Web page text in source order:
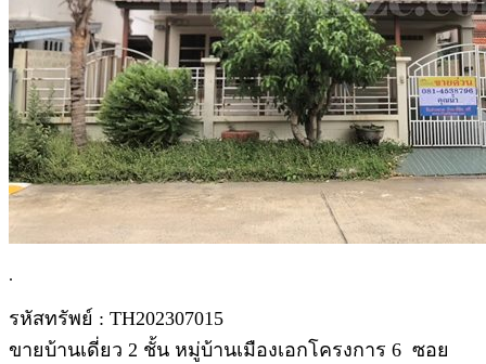
.
รหัสทรัพย์ : TH202307015
ขายบ้านเดี่ยว 2 ชั้น หมู่บ้านเมืองเอกโครงการ 6 ซอย